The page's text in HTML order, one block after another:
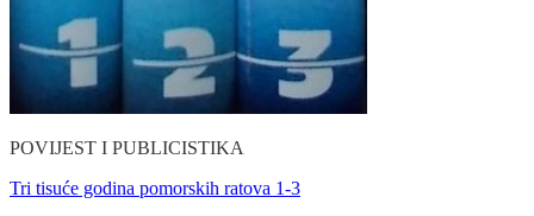
POVIJEST I PUBLICISTIKA
Tri tisuće godina pomorskih ratova 1-3